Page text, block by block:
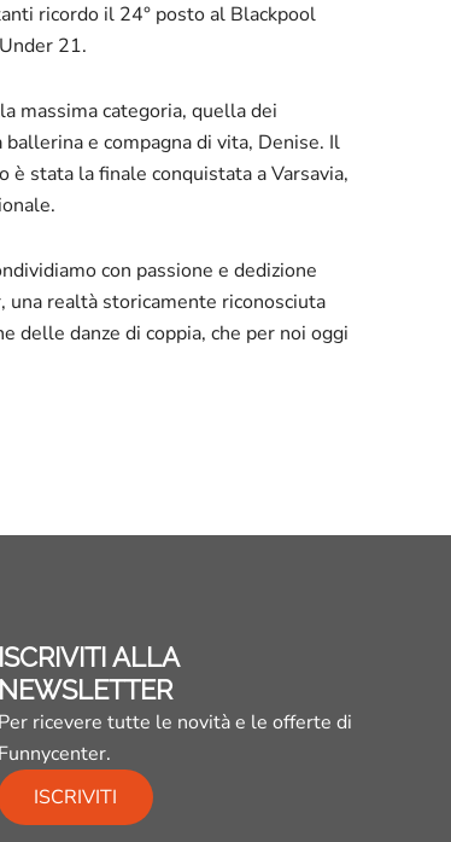
ricordo il 24° posto al Blackpool
21.
massima categoria, quella dei
e compagna di vita, Denise. Il
stata la finale conquistata a Varsavia,
con passione e dedizione
una realtà storicamente riconosciuta
delle danze di coppia, che per noi oggi
ISCRIVITI ALLA
NEWSLETTER
Per ricevere tutte le novità e le offerte di
Funnycenter.
ISCRIVITI